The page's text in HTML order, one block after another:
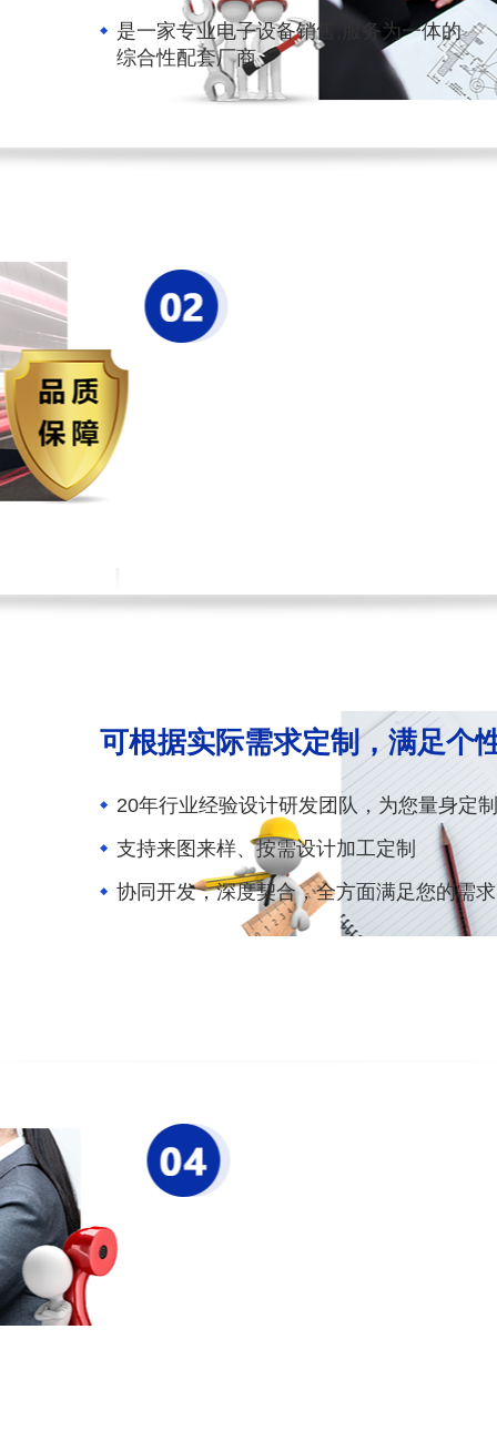
是一家专业电子设备销售,服务为一体的
综合性配套厂商
可根据实际需求定制，满足个
20年行业经验设计研发团队，为您量身定制
支持来图来样、按需设计加工定制
协同开发，深度契合，全方面满足您的需求